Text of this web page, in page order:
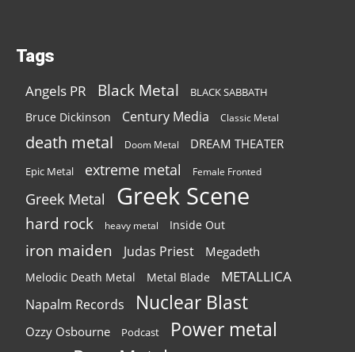
Tags
Angels PR Black Metal BLACK SABBATH
Bruce Dickinson Century Media Classic Metal
death metal Doom Metal DREAM THEATER
Epic Metal extreme metal Female Fronted
Greek Metal Greek Scene
hard rock heavy metal Inside Out
iron maiden Judas Priest Megadeth
Melodic Death Metal Metal Blade METALLICA
Napalm Records Nuclear Blast
Ozzy Osbourne Podcast
Power metal